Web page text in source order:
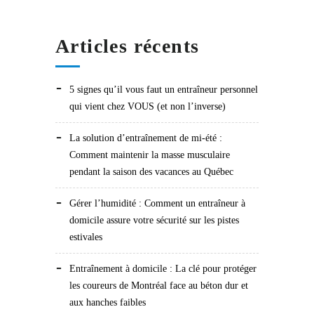
Articles récents
5 signes qu’il vous faut un entraîneur personnel
qui vient chez VOUS (et non l’inverse)
La solution d’entraînement de mi-été :
Comment maintenir la masse musculaire
pendant la saison des vacances au Québec
Gérer l’humidité : Comment un entraîneur à
domicile assure votre sécurité sur les pistes
estivales
Entraînement à domicile : La clé pour protéger
les coureurs de Montréal face au béton dur et
aux hanches faibles